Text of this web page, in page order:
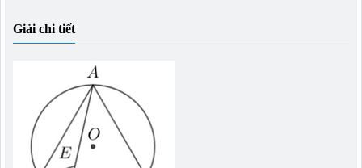
Giải chi tiết